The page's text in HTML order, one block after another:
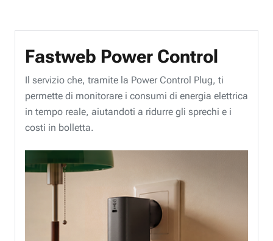
Fastweb Power Control
Il servizio che, tramite la Power Control Plug, ti
permette di monitorare i consumi di energia elettrica
in tempo reale, aiutandoti a ridurre gli sprechi e i
costi in bolletta.